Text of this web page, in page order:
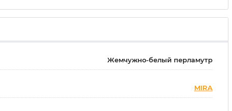
Жемчужно-белый перламутр
MIRA